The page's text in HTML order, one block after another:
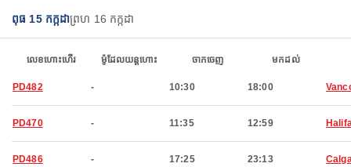
ពុធ 15 កក្កដាព្រហ 16 កក្កដា
លេខហោះហើរ ម៉ូដែលយន្តហោះ ចាកចេញ មកដល់
PD482 - 10:30 18:00
PD470 - 11:35 12:59
PD486 - 17:25 23:13